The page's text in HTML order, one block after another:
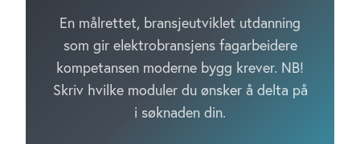
En målrettet, bransjeutviklet utdanning
som gir elektrobransjens fagarbeidere
kompetansen moderne bygg krever. NB!
Skriv hvilke moduler du ønsker å delta på
i søknaden din.